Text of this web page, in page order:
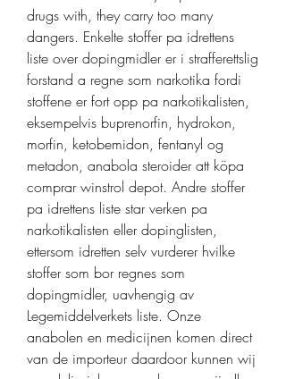
drugs with, they carry too many
dangers. Enkelte stoffer pa idrettens
liste over dopingmidler er i strafferettslig
forstand a regne som narkotika fordi
stoffene er fort opp pa narkotikalisten,
eksempelvis buprenorfin, hydrokon,
morfin, ketobemidon, fentanyl og
metadon, anabola steroider att köpa
comprar winstrol depot. Andre stoffer
pa idrettens liste star verken pa
narkotikalisten eller dopinglisten,
ettersom idretten selv vurderer hvilke
stoffer som bor regnes som
dopingmidler, uavhengig av
Legemiddelverkets liste. Onze
anabolen en medicijnen komen direct
van de importeur daardoor kunnen wij